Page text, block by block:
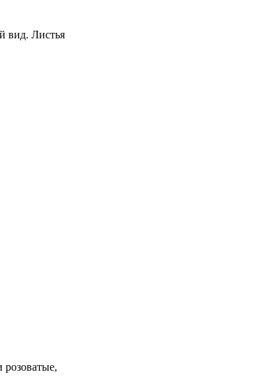
вид. Листья